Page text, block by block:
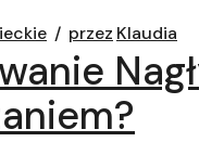
przez Klaudia